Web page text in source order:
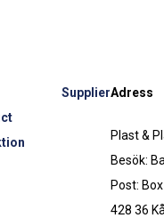
SupplierAdress
Plast &
Besök:
Post: Box
428 36